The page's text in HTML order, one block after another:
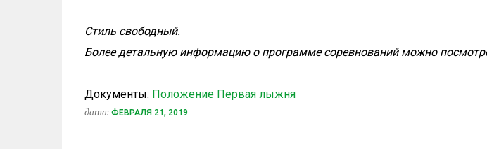
Стиль свободный.
Более детальную информацию о программе соревнований можно
Документы: Положение Первая лыжня
дата: ФЕВРАЛЯ 21, 2019